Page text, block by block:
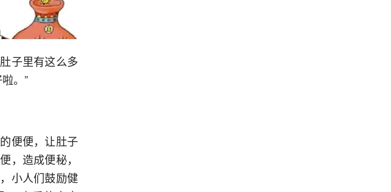
子里有这么多
。”
便便，让肚子
，造成便秘，
小人们鼓励健